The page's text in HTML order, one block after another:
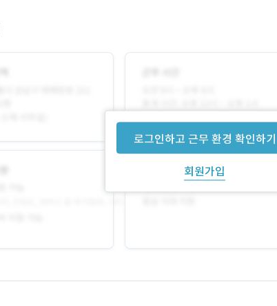
로그인하고 근무 환경 확인하기
회원가입